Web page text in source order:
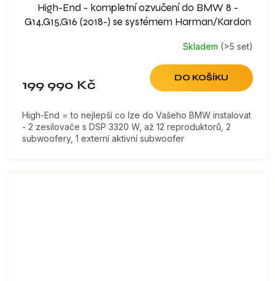
High-End - kompletní ozvučení do BMW 8 -
G14,G15,G16 (2018-) se systémem Harman/Kardon
Skladem (>5 set)
199 990 Kč DO KOŠÍKU
High-End = to nejlepší co lze do Vašeho BMW instalovat
- 2 zesilovače s DSP 3320 W, až 12 reproduktorů, 2
subwoofery, 1 externí aktivní subwoofer